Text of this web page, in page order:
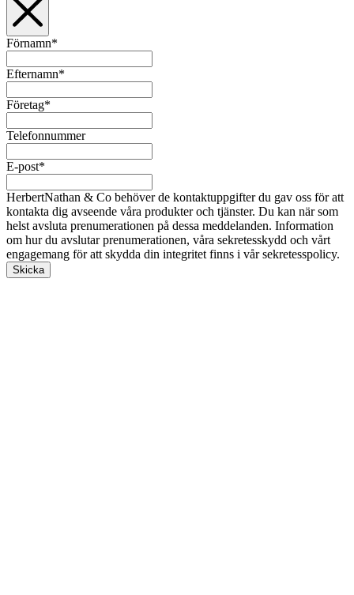
Förnamn*
Efternamn*
Företag*
Telefonnummer
E-post*
HerbertNathan & Co behöver de kontaktuppgifter du gav oss för att
kontakta dig avseende våra produkter och tjänster. Du kan när som
helst avsluta prenumerationen på dessa meddelanden. Information
om hur du avslutar prenumerationen, våra sekretesskydd och vårt
engagemang för att skydda din integritet finns i vår sekretesspolicy.